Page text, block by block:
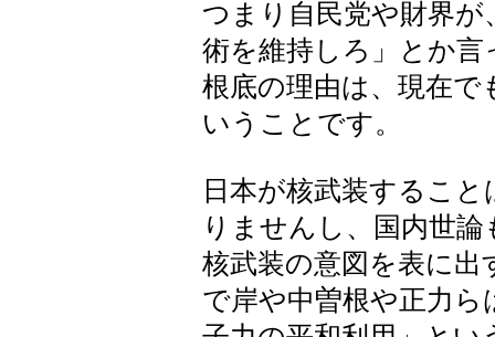
つまり自民党や財界
術を維持しろ」とか
根底の理由は、現在で
いうことです。
日本が核武装するこ
りませんし、国内世
核武装の意図を表に
で岸や中曽根や正力